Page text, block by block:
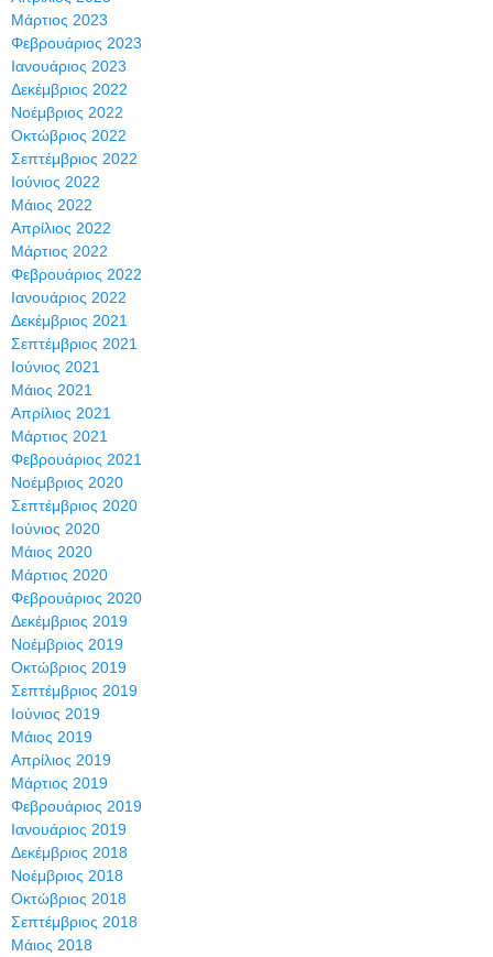
Μάρτιος 2023
Φεβρουάριος 2023
Ιανουάριος 2023
Δεκέμβριος 2022
Νοέμβριος 2022
Οκτώβριος 2022
Σεπτέμβριος 2022
Ιούνιος 2022
Μάιος 2022
Απρίλιος 2022
Μάρτιος 2022
Φεβρουάριος 2022
Ιανουάριος 2022
Δεκέμβριος 2021
Σεπτέμβριος 2021
Ιούνιος 2021
Μάιος 2021
Απρίλιος 2021
Μάρτιος 2021
Φεβρουάριος 2021
Νοέμβριος 2020
Σεπτέμβριος 2020
Ιούνιος 2020
Μάιος 2020
Μάρτιος 2020
Φεβρουάριος 2020
Δεκέμβριος 2019
Νοέμβριος 2019
Οκτώβριος 2019
Σεπτέμβριος 2019
Ιούνιος 2019
Μάιος 2019
Απρίλιος 2019
Μάρτιος 2019
Φεβρουάριος 2019
Ιανουάριος 2019
Δεκέμβριος 2018
Νοέμβριος 2018
Οκτώβριος 2018
Σεπτέμβριος 2018
Μάιος 2018